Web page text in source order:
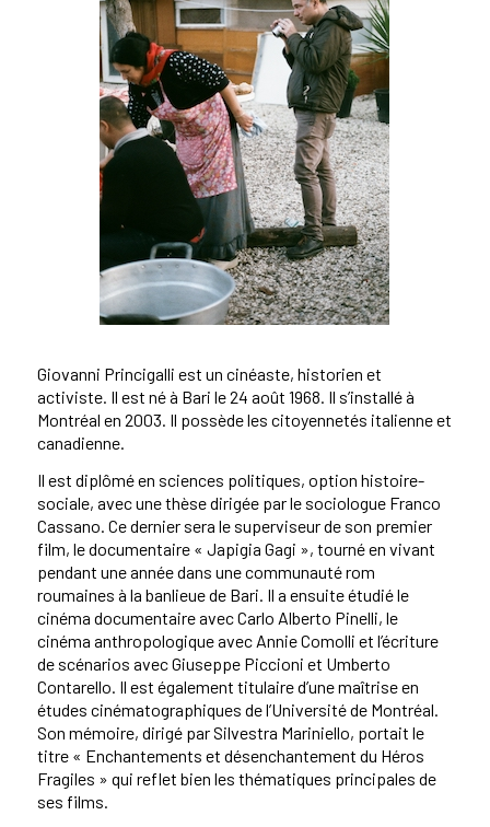
Giovanni Princigalli est un cinéaste, historien et
activiste. Il est né à Bari le 24 août 1968. Il s’installé à
Montréal en 2003. Il possède les citoyennetés italienne et
canadienne.
Il est diplômé en sciences politiques, option histoire-
sociale, avec une thèse dirigée par le sociologue Franco
Cassano. Ce dernier sera le superviseur de son premier
film, le documentaire « Japigia Gagi », tourné en vivant
pendant une année dans une communauté rom
roumaines à la banlieue de Bari. Il a ensuite étudié le
cinéma documentaire avec Carlo Alberto Pinelli, le
cinéma anthropologique avec Annie Comolli et l’écriture
de scénarios avec Giuseppe Piccioni et Umberto
Contarello. Il est également titulaire d’une maîtrise en
études cinématographiques de l’Université de Montréal.
Son mémoire, dirigé par Silvestra Mariniello, portait le
titre « Enchantements et désenchantement du Héros
Fragiles » qui reflet bien les thématiques principales de
ses films.